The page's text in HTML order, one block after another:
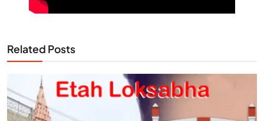
Related Posts